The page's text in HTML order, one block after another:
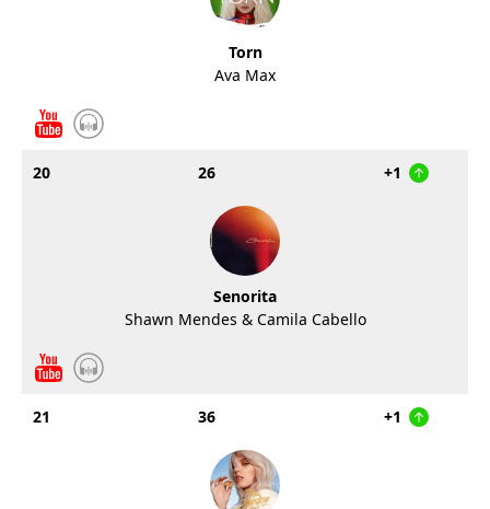
Torn
Ava Max
20 26 +1
Senorita
Shawn Mendes & Camila Cabello
21 36 +1